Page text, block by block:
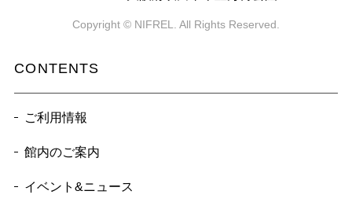
Copyright © NIFREL. All Rights Reserved.
CONTENTS
ご利用情報
館内のご案内
イベント&ニュース